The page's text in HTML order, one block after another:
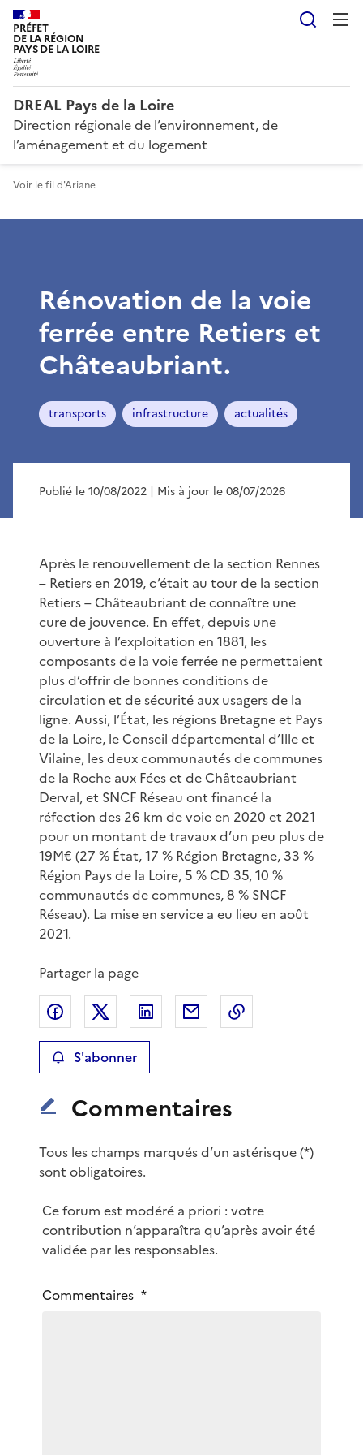
PRÉFET
DE LA RÉGION
PAYS DE LA LOIRE
DREAL Pays de la Loire
Direction régionale de l’environnement, de
l’aménagement et du logement
Voir le fil d'Ariane
Rénovation de la voie
ferrée entre Retiers et
Châteaubriant.
transports infrastructure actualités
Publié le 10/08/2022 | Mis à jour le 08/07/2026
Après le renouvellement de la section Rennes
– Retiers en 2019, c’était au tour de la section
Retiers – Châteaubriant de connaître une
cure de jouvence. En effet, depuis une
ouverture à l’exploitation en 1881, les
composants de la voie ferrée ne permettaient
plus d’offrir de bonnes conditions de
circulation et de sécurité aux usagers de la
ligne. Aussi, l’État, les régions Bretagne et Pays
de la Loire, le Conseil départemental d’Ille et
Vilaine, les deux communautés de communes
de la Roche aux Fées et de Châteaubriant
Derval, et SNCF Réseau ont financé la
réfection des 26 km de voie en 2020 et 2021
pour un montant de travaux d’un peu plus de
19M€ (27 % État, 17 % Région Bretagne, 33 %
Région Pays de la Loire, 5 % CD 35, 10 %
communautés de communes, 8 % SNCF
Réseau). La mise en service a eu lieu en août
2021.
Partager la page
Partager sur Facebook
Partager sur XPartager sur LinkedIn
Partager par email
S'abonner
Commentaires
Tous les champs marqués d’un astérisque (*)
sont obligatoires.
m
o
d
r
Ce forum est modéré a priori : votre
contribution n’apparaîtra qu’après avoir été
validée par les responsables.
V
Commentaires *